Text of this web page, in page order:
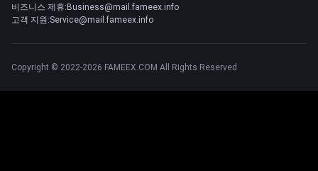
비즈니스 제휴:Business@mail.fameex.info
고객 지원:Service@mail.fameex.info
Copyright © 2022-2026 FAMEEX.COM All Rights Reserved